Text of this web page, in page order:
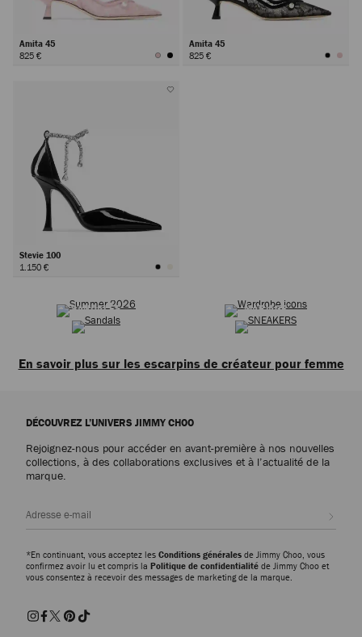
Amita 45
825 €
Amita 45
825 €
Stevie 100
1.150 €
SANDALES
MARIAGE
En savoir plus sur les escarpins de créateur pour femme
haut classique à bout pointu, nos escarpins sont conçus pour sublimer
votre garde-robe. Naturellement élégante, notre collection d'escarpins est
proposée dans un éventail de finitions luxueuses et de hauteurs de talon
polyvalentes.
plus bel effet avec une garde-robe classique. Avec une semelle réalisée à la
porter en journée comme en soirée. À assortir avec une robe ou une tenue
de bureau ajustée pour ajouter une touche de glamour intemporelle à votre
garde-robe.
DÉCOUVREZ L’UNIVERS JIMMY CHOO
Rejoignez-nous pour accéder en avant-première à nos nouvelles
collections, à des collaborations exclusives et à l’actualité de la
marque.
*En continuant, vous acceptez les Conditions générales de Jimmy Choo, vous
confirmez avoir lu et compris la Politique de confidentialité de Jimmy Choo et
vous consentez à recevoir des messages de marketing de la marque.